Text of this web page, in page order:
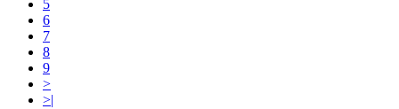
5
6
7
8
9
>
>|